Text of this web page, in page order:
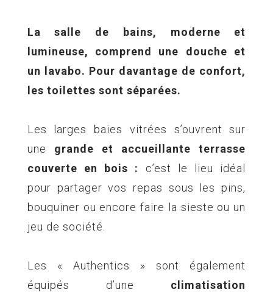
La salle de bains, moderne et
lumineuse, comprend une douche et
un lavabo. Pour davantage de confort,
les toilettes sont séparées.
Les larges baies vitrées s’ouvrent sur
une grande et accueillante terrasse
couverte en bois : c’est le lieu idéal
pour partager vos repas sous les pins,
bouquiner ou encore faire la sieste ou un
jeu de société.
Les « Authentics » sont également
équipés d’une climatisation